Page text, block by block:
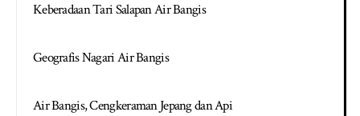
Keberadaan Tari Salapan Air Bangis
Geografis Nagari Air Bangis
Air Bangis, Cengkeraman Jepang dan Api